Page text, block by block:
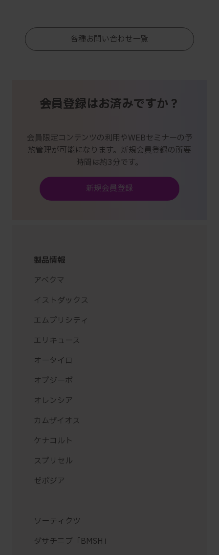
各種お問い合わせ一覧
会員登録はお済みですか？
会員限定コンテンツの利用やWEBセミナーの予
約管理が可能になります。新規会員登録の所要
時間は約3分です。
新規会員登録
製品情報
アベクマ
イストダックス
エムプリシティ
エリキュース
オータイロ
オプジーボ
オレンシア
カムザイオス
ケナコルト
スプリセル
ゼポジア
ソーティクツ
ダサチニブ「BMSH」